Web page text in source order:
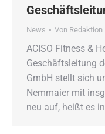
News Von Redaktion
ACISO Fitness &
Geschäftsleitung
GmbH stellt sich
Nemmaier mit
neu auf, heißt es